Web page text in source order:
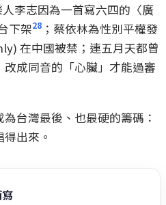
人李志因為一首寫六四的〈廣
下架28 ；蔡依林為性別平權發
在中國被禁；連五月天都曾
成同音的「心臟」才能過審
台灣最後、也最硬的籌碼：
出來。